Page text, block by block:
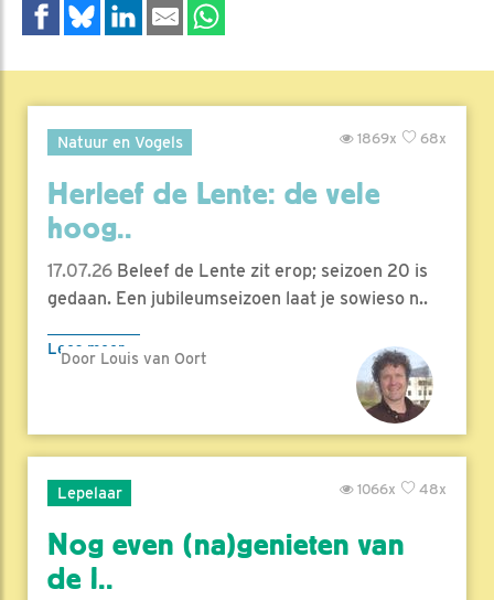
Natuur en Vogels 68x
1869x
Herleef de Lente: de vele
hoog..
17.07.26 Beleef de Lente zit erop; seizoen 20 is
gedaan. Een jubileumseizoen laat je sowieso n..
Lees meer
Door Louis van Oort
Lepelaar 48x
1066x
Nog even (na)genieten van
de l..